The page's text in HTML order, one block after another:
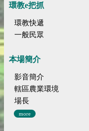
環教e把抓
環教快遞
一般民眾
本場簡介
影音簡介
轄區農業環境
場長
more